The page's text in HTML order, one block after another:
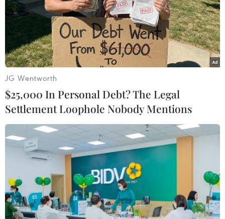
LHQ kêu gọi ngừng bắn nhân đạo giữa các
phe phái đối địch tại Libya
09/08/2019 06:44
Phái bộ Hỗ trợ của Liên hợp quốc tại Libya (UNSMIL)
"kêu gọi tất cả các bên chấp nhận ngừng bắn nhân
đạo trong dịp lễ Eid al-Adha của người Hồi giáo, bắt
đầu từ ngày 11/8 tới.”
JG Wentworth
$25,000 In Personal Debt? The Legal
Settlement Loophole Nobody Mentions